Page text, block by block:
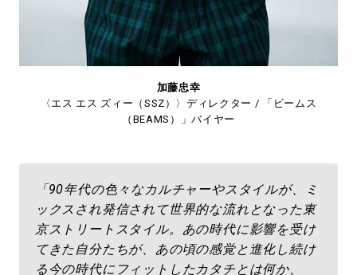
加藤忠幸
〈エス エス ズィー（SSZ）〉ディレクター / 「ビームス
（BEAMS）」バイヤー
「90年代の色々なカルチャーやスタイルが、ミ
ックスされ発信されて世界的な流れとなった東
京ストリートスタイル。あの時代に影響を受け
てきた自分たちが、あの頃の感覚と進化し続け
る今の時代にフィットしたカタチとは何か、